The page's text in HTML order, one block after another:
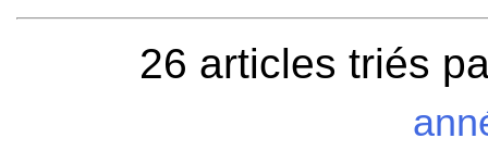
26 articles triés